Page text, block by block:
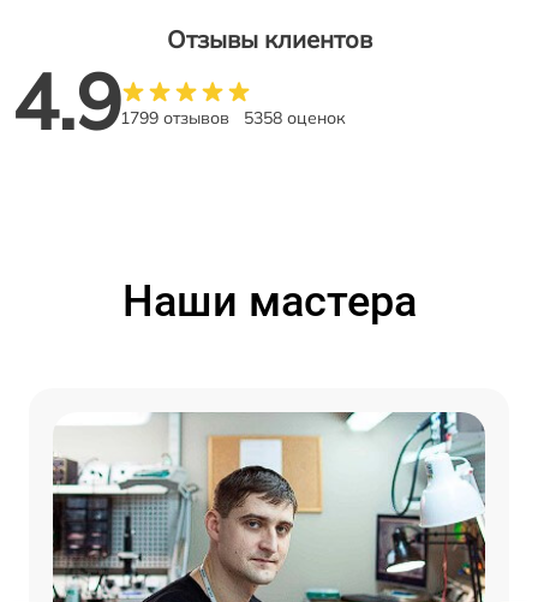
Отзывы клиентов
4.91799 отзывов 5358 оценок
Наши мастера